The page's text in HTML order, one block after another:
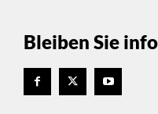
Bleiben Sie